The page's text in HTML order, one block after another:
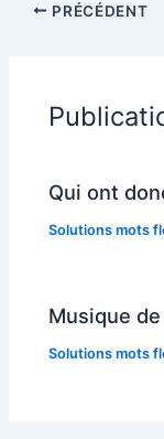
PRÉCÉDENT
Qui ont
Solutions mots
Musique
Solutions mots